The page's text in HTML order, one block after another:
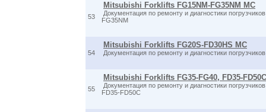
53
Mitsubishi Forklifts FG15NM-FG35NM MC
Документация по ремонту и диагностики
FG35NM
54
Mitsubishi Forklifts FG20S-FD30HS MC
Документация по ремонту и диагностики
55
Mitsubishi Forklifts FG35-FG40, FD35-FD50C
Документация по ремонту и диагностики
FD35-FD50C